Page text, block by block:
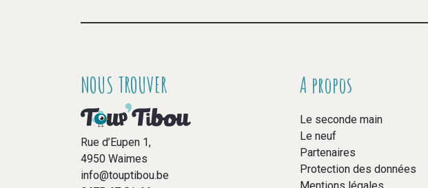
NOUS TROUVER
Rue d’Eupen 1,
4950 Waimes
info@touptibou.be
A propos
Le seconde main
Le neuf
Partenaires
Protection des données
Mentions légales